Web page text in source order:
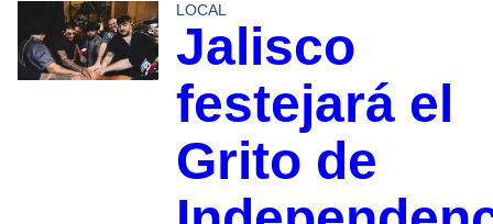
LOCAL
Jalisco
festejará el
Grito de